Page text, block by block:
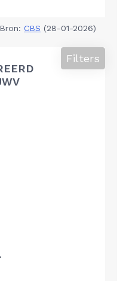
Bron: CBS (28-01-2026)
Filters